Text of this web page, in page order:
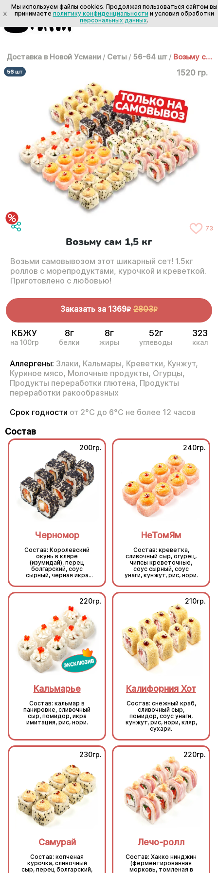
Доставка в Новой Усмани / Сеты / 56-64 шт / Возьму сам 1,5 кг
1520 гр.
73
Возьму сам 1,5 кг
Возьми самовывозом этот шикарный сет! 1.5кг
роллов с морепродуктами, курочкой и креветкой.
Приготовлено с любовью!
Заказать за 1369R 2803R
КБЖУ
на 100гр
8г
белки
8г
жиры
52г
углеводы
323
ккал
Аллергены: Злаки, Кальмары, Креветки, Кунжут,
Куриное мясо, Молочные продукты, Огурцы,
Продукты переработки глютена, Продукты
переработки ракообразных
Срок годности от 2°С до 6°С не более 12 часов
Состав
200гр.
Черномор
Состав: Королевский
окунь в кляре
(изумидай), перец
болгарский, соус
сырный, черная икра
240гр.
НеТомЯм
Состав: креветка,
сливочный сыр, огурец,
чипсы креветочные,
соус сырный, соус
унаги, кунжут, рис, нори.
220гр.
Кальмарье
Состав: кальмар в
панировке, сливочный
сыр, помидор, икра
имитация, рис, нори.
210гр.
Калифорния Хот
Состав: снежный краб,
сливочный сыр,
помидор, соус унаги,
кунжут, рис, нори, кляр,
сухари.
230гр.
Самурай
Состав: копченая
курочка, сливочный
сыр, перец болгарский,
220гр.
Лечо-ролл
Состав: Хакко нинджин
(ферментированная
морковь, томленая в
X
Мы используем файлы cookies. Продолжая пользоваться сайтом вы
принимаете политику конфиденциальности и условия обработки
персональных данных.